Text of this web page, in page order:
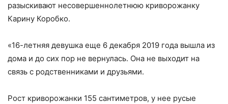
разыскивают несовершеннолетнюю криворожанку
Карину Коробко.
«16-летняя девушка еще 6 декабря 2019 года вышла из
дома и до сих пор не вернулась. Она не выходит на
связь с родственниками и друзьями.
Рост криворожанки 155 сантиметров, у нее русые